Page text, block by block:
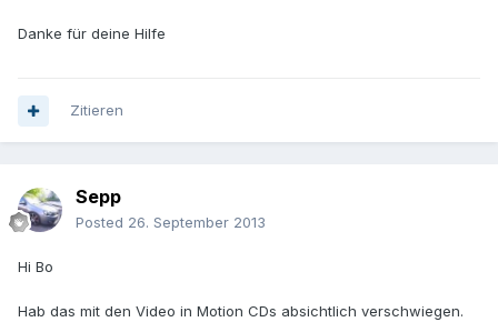
Danke für deine Hilfe
Zitieren
Sepp
Posted 26. September 2013
Hi Bo
Hab das mit den Video in Motion CDs absichtlich verschwiegen.